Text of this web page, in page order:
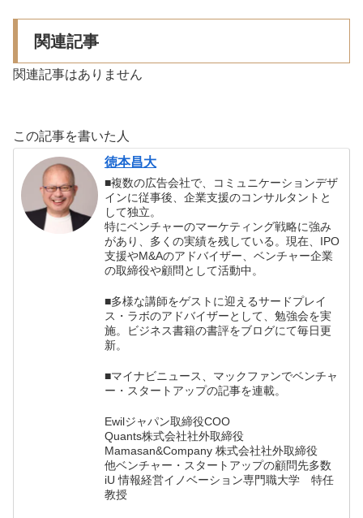
関連記事
関連記事はありません
この記事を書いた人
徳本昌大
■複数の広告会社で、コミュニケーションデザ
インに従事後、企業支援のコンサルタントと
して独立。
特にベンチャーのマーケティング戦略に強み
があり、多くの実績を残している。現在、IPO
支援やM&Aのアドバイザー、ベンチャー企業
の取締役や顧問として活動中。
■多様な講師をゲストに迎えるサードプレイ
ス・ラボのアドバイザーとして、勉強会を実
施。ビジネス書籍の書評をブログにて毎日更
新。
■マイナビニュース、マックファンでベンチャ
ー・スタートアップの記事を連載。
Ewilジャパン取締役COO
Quants株式会社社外取締役
Mamasan&Company 株式会社社外取締役
他ベンチャー・スタートアップの顧問先多数
iU 情報経営イノベーション専門職大学 特任
教授